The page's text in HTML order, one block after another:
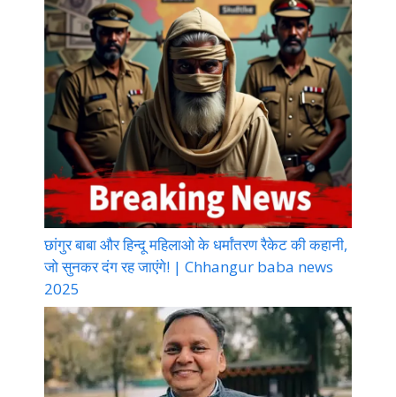
छांगुर बाबा और हिन्दू महिलाओ के धर्मांतरण रैकेट की कहानी,
जो सुनकर दंग रह जाएंगे! | Chhangur baba news
2025